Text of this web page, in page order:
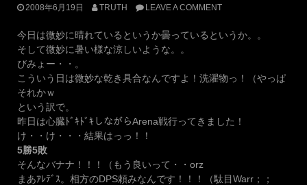
2008年6月19日 TRUTH LEAVE A COMMENT
今日は微妙に晴れているというか曇っているというか。。
そして微妙に暑い様な涼しいような。。
びみょー・・。
こういう日は微妙な乾き具合なんですよ！洗濯物っ！（やっぱ
それかｗ
という訳で。
昨日は心臓ﾄﾞｷﾄﾞｷしながらArena戦行ってきました！
け・・け・・・結果はっっ！！
5勝5敗
そんなバナナ！！！（もう良いって・・orz
まあｱﾚﾃﾞｽ。相方のDPS頼みなんです！！！（駄目Warr；；